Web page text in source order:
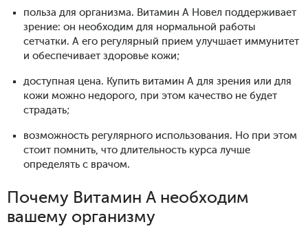
польза для организма. Витамин А Новел поддерживает
зрение: он необходим для нормальной работы
сетчатки. А его регулярный прием улучшает иммунитет
и обеспечивает здоровье кожи;
доступная цена. Купить витамин А для зрения или для
кожи можно недорого, при этом качество не будет
страдать;
возможность регулярного использования. Но при этом
стоит помнить, что длительность курса лучше
определять с врачом.
Почему Витамин А необходим
вашему организму